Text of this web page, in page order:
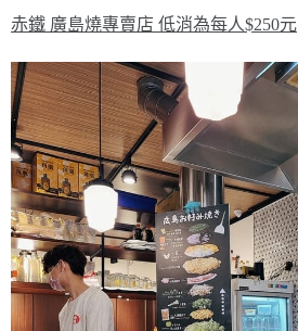
赤鐵 廣島燒專賣店 低消為每人$250元